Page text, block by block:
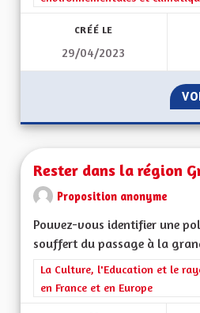
CRÉÉ LE
29/04/2023
Rester dans la région
Proposition anonyme
Pouvez-vous identifier une
souffert du passage à la
Filtrer les résultats de la
La Culture, l'Education et le
en France et en Europe